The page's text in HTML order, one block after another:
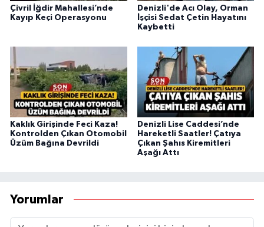
Çivril İğdir Mahallesi’nde
Kayıp Keçi Operasyonu
Denizli'de Acı Olay, Orman
İşçisi Sedat Çetin Hayatını
Kaybetti
Kaklık Girişinde Feci Kaza!
Kontrolden Çıkan Otomobil
Üzüm Bağına Devrildi
Denizli Lise Caddesi’nde
Hareketli Saatler! Çatıya
Çıkan Şahıs Kiremitleri
Aşağı Attı
Yorumlar